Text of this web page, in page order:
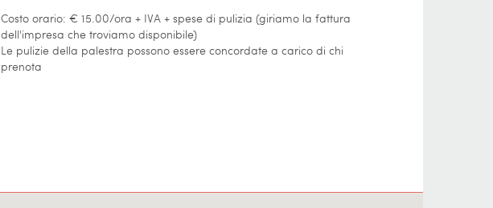
Costo orario: € 15.00/ora + IVA + spese di pulizia (giriamo la fattura
dell'impresa che troviamo disponibile)
Le pulizie della palestra possono essere concordate a carico di chi
prenota